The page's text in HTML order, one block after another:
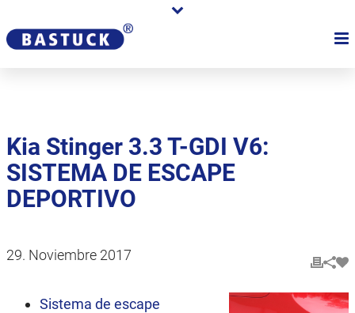
Kia Stinger 3.3 T-GDI V6:
SISTEMA DE ESCAPE
DEPORTIVO
29. Noviembre 2017
Sistema de escape